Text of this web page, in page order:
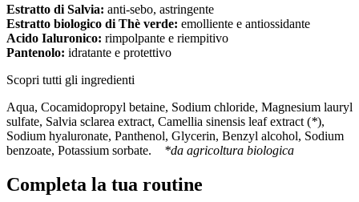
Estratto di Salvia: anti-sebo, astringente
Estratto biologico di Thè verde: emolliente e antiossidante
Acido Ialuronico: rimpolpante e riempitivo
Pantenolo: idratante e protettivo
Scopri tutti gli ingredienti
Aqua, Cocamidopropyl betaine, Sodium chloride, Magnesium lauryl
sulfate, Salvia sclarea extract, Camellia sinensis leaf extract (*),
Sodium hyaluronate, Panthenol, Glycerin, Benzyl alcohol, Sodium
benzoate, Potassium sorbate. *da agricoltura biologica
Completa la tua routine